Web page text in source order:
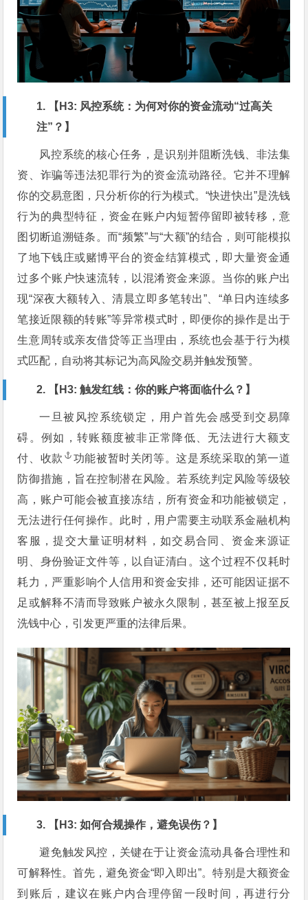
1. 【H3: 风控系统：为何对你的资金流动“过高关
注”？】
风控系统的核心任务，是识别并阻断洗钱、非法集
资、诈骗等违法犯罪行为的资金流动路径。它并不理解
你的交易意图，只分析你的行为模式。“快进快出”是洗钱
行为的典型特征，资金在账户内短暂停留即被转移，意
图切断追溯链条。而“频繁”与“大额”的结合，则可能模拟
了地下钱庄或赌博平台的资金结算模式，即大量资金通
过多个账户快速流转，以混淆资金来源。当你的账户出
现“深夜大额转入、清晨立即多笔转出”、“单日内连续多
笔接近限额的转账”等异常模式时，即便你的操作是出于
生意周转或亲友借贷等正当理由，系统也会基于行为模
式匹配，自动将其标记为高风险交易并触发预警。
2. 【H3: 触发红线：你的账户将面临什么？】
一旦被风控系统锁定，用户首先会感受到交易障
碍。例如，转账额度被非正常降低、无法进行大额支
付、 收款
功能被暂时关闭等。这是系统采取的第一道
防御措施，旨在控制潜在风险。若系统判定风险等级较
高，账户可能会被直接冻结，所有资金和功能被锁定，
无法进行任何操作。此时，用户需要主动联系金融机构
客服，提交大量证明材料，如交易合同、资金来源证
明、身份验证文件等，以自证清白。这个过程不仅耗时
耗力，严重影响个人信用和资金安排，还可能因证据不
足或解释不清而导致账户被永久限制，甚至被上报至反
洗钱中心，引发更严重的法律后果。
3. 【H3: 如何合规操作，避免误伤？】
避免触发风控，关键在于让资金流动具备合理性和
可解释性。首先，避免资金“即入即出”。特别是大额资金
到账后，建议在账户内合理停留一段时间，再进行分